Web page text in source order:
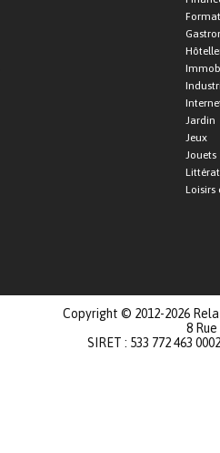
Jardin
Jeux
Jouets
Loisirs
Copyright © 2012-2026
8
SIRET : 533 772 463